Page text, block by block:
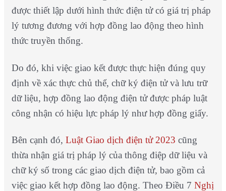
được thiết lập dưới hình thức điện tử có giá trị pháp
lý tương đương với hợp đồng lao động theo hình
thức truyền thống.
Do đó, khi việc giao kết được thực hiện đúng quy
định về xác thực chủ thể, chữ ký điện tử và lưu trữ
dữ liệu, hợp đồng lao động điện tử được pháp luật
công nhận có hiệu lực pháp lý như hợp đồng giấy.
Bên cạnh đó, Luật Giao dịch điện tử 2023 cũng
thừa nhận giá trị pháp lý của thông điệp dữ liệu và
chữ ký số trong các giao dịch điện tử, bao gồm cả
việc giao kết hợp đồng lao động. Theo Điều 7 Nghị